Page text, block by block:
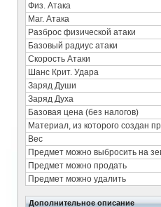
Физ. Атака
Маг. Атака
Разброс физической атаки
Базовый радиус атаки
Скорость Атаки
Шанс Крит. Удара
Заряд Души
Заряд Духа
Базовая цена (без налогов)
Материал, из которого создан
Вес
Предмет можно выбросить на
Предмет можно продать
Предмет можно удалить
Дополнительное описание